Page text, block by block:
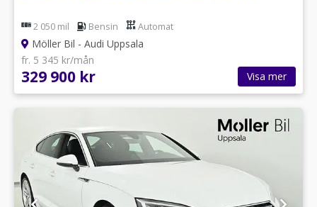
2 050 mil Bensin Automat
Möller Bil - Audi Uppsala
fr. 5 345 kr/mån
329 900 kr Visa mer